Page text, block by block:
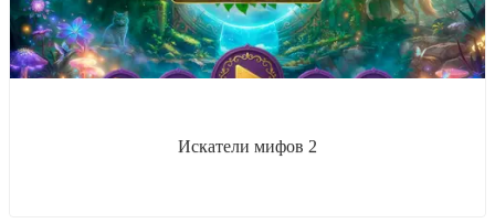
Искатели мифов 2